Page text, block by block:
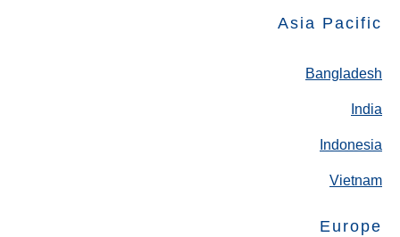
Asia Pacific
Bangladesh
India
Indonesia
Vietnam
Europe